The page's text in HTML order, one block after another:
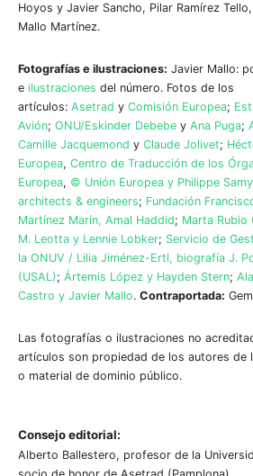
Hoyos y Javier Sancho, Pilar Ramírez
Mallo Martínez.
Fotografías e ilustraciones: Javier Mallo:
e ilustraciones del número. Fotos de los
artículos: Asetrad y Comisión Europea;
Avión; ONU/Eskinder Debebe y Ana Puga;
Camille Jacquemond y Claude Jolivet;
Europea, Centro de Traducción de los
Europea, © Unión Europea y Philippe
architects & engineers; Fundación
Martínez Marín, Amal Haddid; Marta Rubio
M. Leotta y Lennie Lobker; Servicio de
la ONUV / Lilia Jiménez-Ertl, biografía J.
(USAL); Ártemis López y Hayden Stern;
Castro y Javier Mallo. Contraportada:
Las fotografías o ilustraciones no
artículos son propiedad de los autores de
o material de dominio público.
Consejo editorial:
Alberto Ballestero, profesor de la